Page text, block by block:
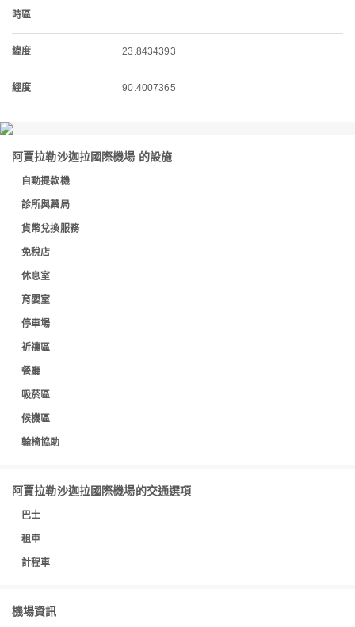
時區
緯度 23.8434393
經度 90.4007365
阿賈拉勒沙迦拉國際機場 的設施
自動提款機
診所與藥局
貨幣兌換服務
免稅店
休息室
育嬰室
停車場
祈禱區
餐廳
吸菸區
候機區
輪椅協助
阿賈拉勒沙迦拉國際機場的交通選項
巴士
租車
計程車
機場資訊